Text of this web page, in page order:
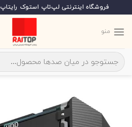
to
content
فروشگاه اینترنتی لپ‌تاپ استوک رایتاپ
منو
جستجو
برای: